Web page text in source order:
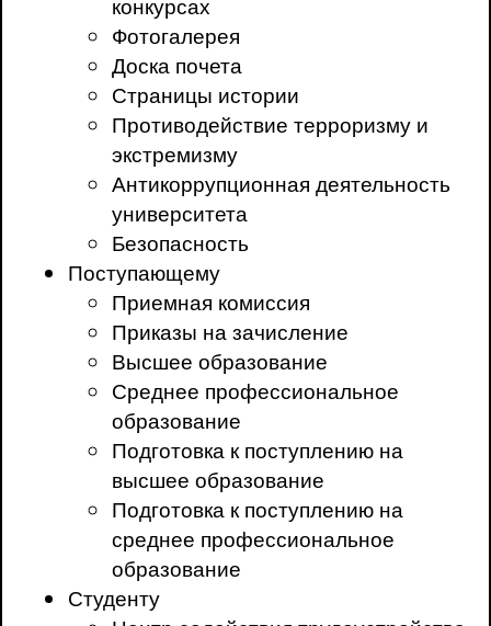
Фотогалерея
Доска почета
Страницы истории
Противодействие терроризму и
экстремизму
Антикоррупционная деятельность
университета
Безопасность
Поступающему
Приемная комиссия
Приказы на зачисление
Высшее образование
Среднее профессиональное
образование
Подготовка к поступлению на
высшее образование
Подготовка к поступлению на
среднее профессиональное
образование
Студенту